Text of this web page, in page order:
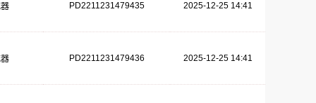
PD2211231479435 2025-12-25 14:41
PD2211231479436 2025-12-25 14:41